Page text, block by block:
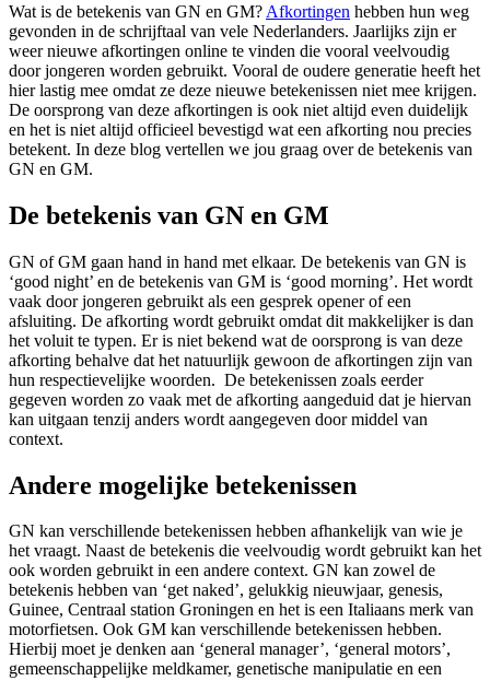
Wat is de betekenis van GN en GM? Afkortingen hebben hun weg
gevonden in de schrijftaal van vele Nederlanders. Jaarlijks zijn er
weer nieuwe afkortingen online te vinden die vooral veelvoudig
door jongeren worden gebruikt. Vooral de oudere generatie heeft het
hier lastig mee omdat ze deze nieuwe betekenissen niet mee krijgen.
De oorsprong van deze afkortingen is ook niet altijd even duidelijk
en het is niet altijd officieel bevestigd wat een afkorting nou precies
betekent. In deze blog vertellen we jou graag over de betekenis van
GN en GM.
De betekenis van GN en GM
GN of GM gaan hand in hand met elkaar. De betekenis van GN is
‘good night’ en de betekenis van GM is ‘good morning’. Het wordt
vaak door jongeren gebruikt als een gesprek opener of een
afsluiting. De afkorting wordt gebruikt omdat dit makkelijker is dan
het voluit te typen. Er is niet bekend wat de oorsprong is van deze
afkorting behalve dat het natuurlijk gewoon de afkortingen zijn van
hun respectievelijke woorden. De betekenissen zoals eerder
gegeven worden zo vaak met de afkorting aangeduid dat je hiervan
kan uitgaan tenzij anders wordt aangegeven door middel van
context.
Andere mogelijke betekenissen
GN kan verschillende betekenissen hebben afhankelijk van wie je
het vraagt. Naast de betekenis die veelvoudig wordt gebruikt kan het
ook worden gebruikt in een andere context. GN kan zowel de
betekenis hebben van ‘get naked’, gelukkig nieuwjaar, genesis,
Guinee, Centraal station Groningen en het is een Italiaans merk van
motorfietsen. Ook GM kan verschillende betekenissen hebben.
Hierbij moet je denken aan ‘general manager’, ‘general motors’,
gemeenschappelijke meldkamer, genetische manipulatie en een